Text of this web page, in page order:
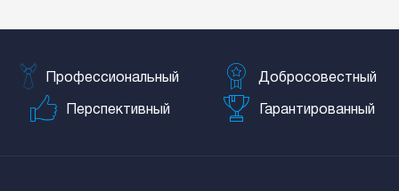
Профессиональный Добросовестный
Перспективный Гарантированный